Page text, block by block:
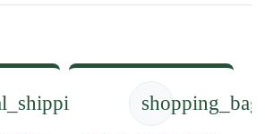
shopping_bag